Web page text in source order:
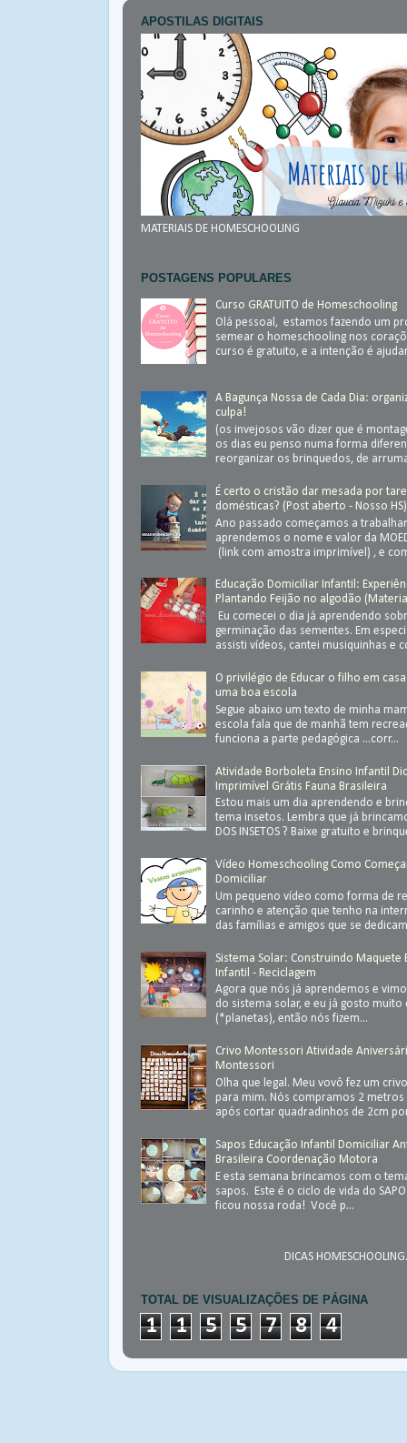
APOSTILAS DIGITAIS
MATERIAIS DE HOMESCHOOLING
POSTAGENS POPULARES
Curso GRATUITO de Homeschooling
Olá pessoal, estamos fazendo um
semear o homeschooling nos
curso é gratuito, e a intenção é
A Bagunça Nossa de Cada Dia:
culpa!
(os invejosos vão dizer que é
os dias eu penso numa forma
reorganizar os brinquedos, de
É certo o cristão dar mesada por
domésticas? (Post aberto - Nosso HS)
Ano passado começamos a
aprendemos o nome e valor da
(link com amostra imprimível) , e
Educação Domiciliar Infantil:
Plantando Feijão no algodão
Eu comecei o dia já aprendendo
germinação das sementes. Em
assisti vídeos, cantei musiquinhas e
O privilégio de Educar o filho em
uma boa escola
Segue abaixo um texto de minha
escola fala que de manhã tem
funciona a parte pedagógica ...corr...
Atividade Borboleta Ensino Infantil
Imprimível Grátis Fauna Brasileira
Estou mais um dia aprendendo e
tema insetos. Lembra que já
DOS INSETOS ? Baixe gratuito e
Vídeo Homeschooling Como
Domiciliar
Um pequeno vídeo como forma de
carinho e atenção que tenho na
das famílias e amigos que se
Sistema Solar: Construindo Maquete
Infantil - Reciclagem
Agora que nós já aprendemos e
do sistema solar, e eu já gosto muito
(*planetas), então nós fizem...
Crivo Montessori Atividade
Montessori
Olha que legal. Meu vovô fez um
para mim. Nós compramos 2 metros
após cortar quadradinhos de 2cm
Sapos Educação Infantil Domiciliar
Brasileira Coordenação Motora
E esta semana brincamos com o
sapos. Este é o ciclo de vida do
ficou nossa roda! Você p...
DICAS
TOTAL DE VISUALIZAÇÕES DE PÁGINA
1 1 5 5 7 8 4